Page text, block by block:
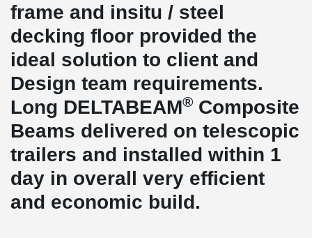
frame and insitu / steel
decking floor provided the
ideal solution to client and
Design team requirements.
Long DELTABEAM® Composite
Beams delivered on telescopic
trailers and installed within 1
day in overall very efficient
and economic build.